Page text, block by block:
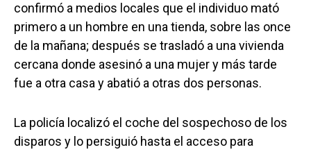
confirmó a medios locales que el individuo mató
primero a un hombre en una tienda, sobre las once
de la mañana; después se trasladó a una vivienda
cercana donde asesinó a una mujer y más tarde
fue a otra casa y abatió a otras dos personas.
La policía localizó el coche del sospechoso de los
disparos y lo persiguió hasta el acceso para